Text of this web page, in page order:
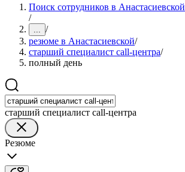
Поиск сотрудников в Анастасиевской
/
... /
резюме в Анастасиевской/
старший специалист call-центра/
полный день
старший специалист call-центра
Резюме